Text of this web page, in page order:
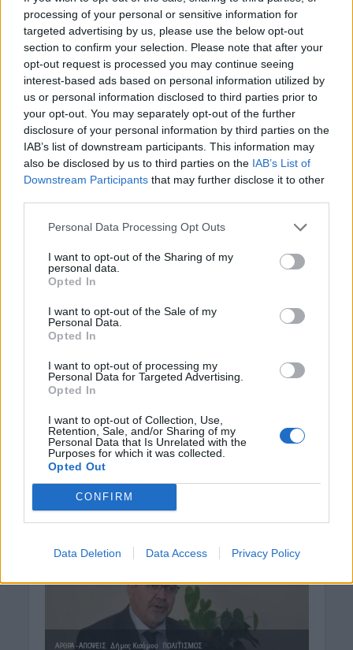
processing of your personal or sensitive information for
targeted advertising by us, please use the below opt-out
section to confirm your selection. Please note that after your
opt-out request is processed you may continue seeing
interest-based ads based on personal information utilized by
us or personal information disclosed to third parties prior to
your opt-out. You may separately opt-out of the further
disclosure of your personal information by third parties on the
IAB’s list of downstream participants. This information may
also be disclosed by us to third parties on the IAB’s List of
Downstream Participants that may further disclose it to other
Personal Data Processing Opt Outs
I want to opt-out of the Sharing of my
personal data.
Opted In
I want to opt-out of the Sale of my
Personal Data.
Opted In
I want to opt-out of processing my
Personal Data for Targeted Advertising.
Opted In
I want to opt-out of Collection, Use,
Retention, Sale, and/or Sharing of my
Personal Data that Is Unrelated with the
Purposes for which it was collected.
Opted Out
CONFIRM
Data Deletion Data Access Privacy Policy